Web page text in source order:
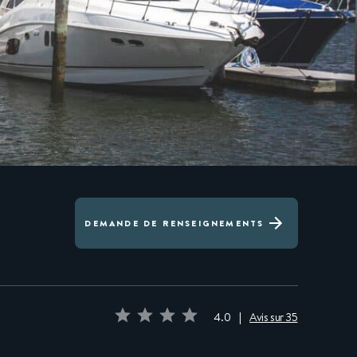
DEMANDE DE RENSEIGNEMENTS
4.0 | Avis sur 35